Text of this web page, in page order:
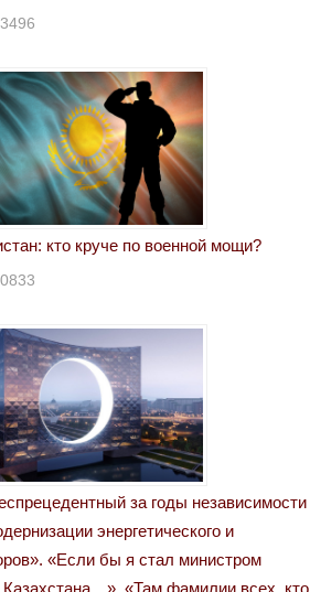
кто круче по военной мощи?
за годы независимости
энергетического и
«Если бы я стал министром
Казахстана…». «Там фамилии всех, кто